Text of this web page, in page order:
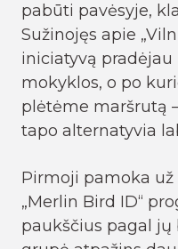
pabūti pavėsyje,
Sužinojęs apie
iniciatyvą
mokyklos, o po
plėtėme maršrutą
tapo alternatyvia
Pirmoji pamoka
„Merlin Bird ID“
paukščius pagal jų